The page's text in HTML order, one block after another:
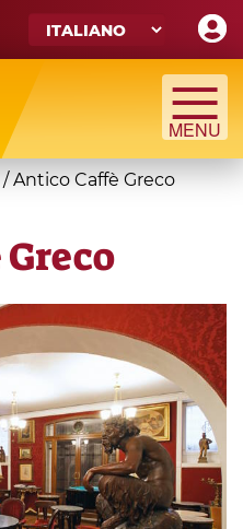
/Antico Caffè Greco